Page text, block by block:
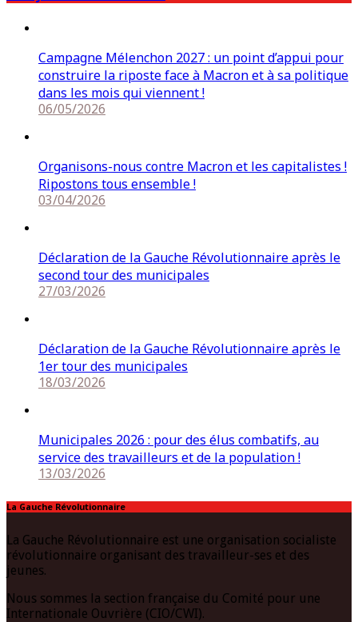
Campagne Mélenchon 2027 : un point d’appui pour
construire la riposte face à Macron et à sa politique
dans les mois qui viennent !
06/05/2026
Organisons-nous contre Macron et les capitalistes !
Ripostons tous ensemble !
03/04/2026
Déclaration de la Gauche Révolutionnaire après le
second tour des municipales
27/03/2026
Déclaration de la Gauche Révolutionnaire après le
1er tour des municipales
18/03/2026
Municipales 2026 : pour des élus combatifs, au
service des travailleurs et de la population !
13/03/2026
La Gauche Révolutionnaire
La Gauche Révolutionnaire est une organisation socialiste
révolutionnaire organisant des travailleur-ses et des
jeunes.
Nous sommes la section française du Comité pour une
Internationale Ouvrière (CIO/CWI).